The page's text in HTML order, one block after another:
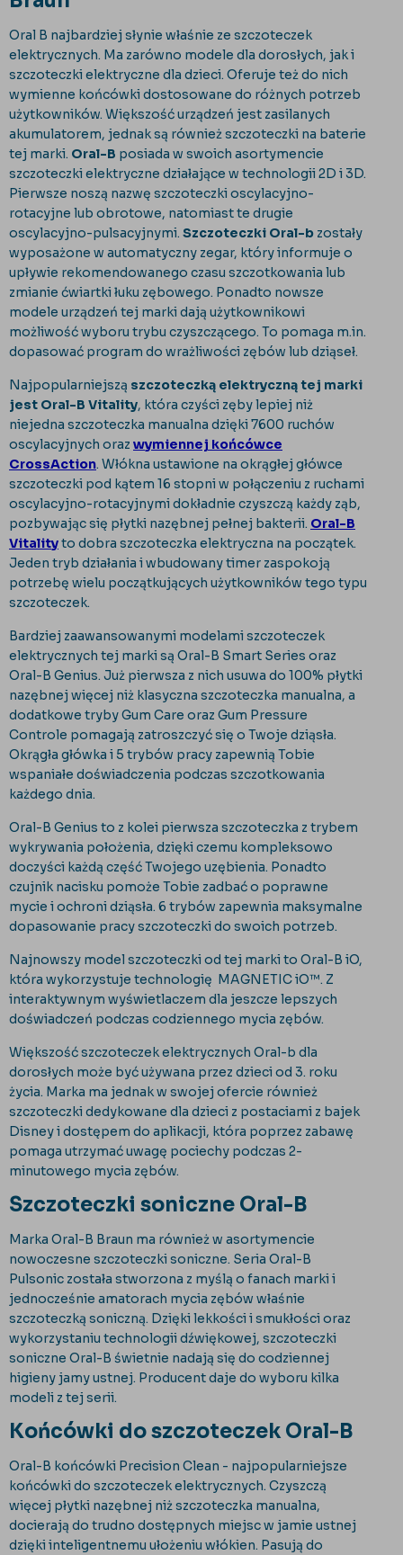
Oral B najbardziej słynie właśnie ze szczoteczek
elektrycznych. Ma zarówno modele dla dorosłych, jak i
szczoteczki elektryczne dla dzieci. Oferuje też do nich
wymienne końcówki dostosowane do różnych potrzeb
użytkowników. Większość urządzeń jest zasilanych
akumulatorem, jednak są również szczoteczki na baterie
tej marki. Oral-B posiada w swoich asortymencie
szczoteczki elektryczne działające w technologii 2D i 3D.
Pierwsze noszą nazwę szczoteczki oscylacyjno-
rotacyjne lub obrotowe, natomiast te drugie
oscylacyjno-pulsacyjnymi. Szczoteczki Oral-b zostały
wyposażone w automatyczny zegar, który informuje o
upływie rekomendowanego czasu szczotkowania lub
zmianie ćwiartki łuku zębowego. Ponadto nowsze
modele urządzeń tej marki dają użytkownikowi
możliwość wyboru trybu czyszczącego. To pomaga m.in.
dopasować program do wrażliwości zębów lub dziąseł.
Najpopularniejszą szczoteczką elektryczną tej marki
jest Oral-B Vitality, która czyści zęby lepiej niż
niejedna szczoteczka manualna dzięki 7600 ruchów
oscylacyjnych oraz wymiennej końcówce
CrossAction. Włókna ustawione na okrągłej główce
szczoteczki pod kątem 16 stopni w połączeniu z ruchami
oscylacyjno-rotacyjnymi dokładnie czyszczą każdy ząb,
pozbywając się płytki nazębnej pełnej bakterii. Oral-B
Vitalityto dobra szczoteczka elektryczna na początek.
Jeden tryb działania i wbudowany timer zaspokoją
potrzebę wielu początkujących użytkowników tego typu
szczoteczek.
Bardziej zaawansowanymi modelami szczoteczek
elektrycznych tej marki są Oral-B Smart Series oraz
Oral-B Genius. Już pierwsza z nich usuwa do 100% płytki
nazębnej więcej niż klasyczna szczoteczka manualna, a
dodatkowe tryby Gum Care oraz Gum Pressure
Controle pomagają zatroszczyć się o Twoje dziąsła.
Okrągła główka i 5 trybów pracy zapewnią Tobie
wspaniałe doświadczenia podczas szczotkowania
każdego dnia.
Oral-B Genius to z kolei pierwsza szczoteczka z trybem
wykrywania położenia, dzięki czemu kompleksowo
doczyści każdą część Twojego uzębienia. Ponadto
czujnik nacisku pomoże Tobie zadbać o poprawne
mycie i ochroni dziąsła. 6 trybów zapewnia maksymalne
dopasowanie pracy szczoteczki do swoich potrzeb.
Najnowszy model szczoteczki od tej marki to Oral-B iO,
która wykorzystuje technologię MAGNETIC iO™. Z
interaktywnym wyświetlaczem dla jeszcze lepszych
doświadczeń podczas codziennego mycia zębów.
Większość szczoteczek elektrycznych Oral-b dla
dorosłych może być używana przez dzieci od 3. roku
życia. Marka ma jednak w swojej ofercie również
szczoteczki dedykowane dla dzieci z postaciami z bajek
Disney i dostępem do aplikacji, która poprzez zabawę
pomaga utrzymać uwagę pociechy podczas 2-
minutowego mycia zębów.
Szczoteczki soniczne Oral-B
Marka Oral-B Braun ma również w asortymencie
nowoczesne szczoteczki soniczne. Seria Oral-B
Pulsonic została stworzona z myślą o fanach marki i
jednocześnie amatorach mycia zębów właśnie
szczoteczką soniczną. Dzięki lekkości i smukłości oraz
wykorzystaniu technologii dźwiękowej, szczoteczki
soniczne Oral-B świetnie nadają się do codziennej
higieny jamy ustnej. Producent daje do wyboru kilka
modeli z tej serii.
Końcówki do szczoteczek Oral-B
Oral-B końcówki Precision Clean - najpopularniejsze
końcówki do szczoteczek elektrycznych. Czyszczą
więcej płytki nazębnej niż szczoteczka manualna,
docierają do trudno dostępnych miejsc w jamie ustnej
dzięki inteligentnemu ułożeniu włókien. Pasują do